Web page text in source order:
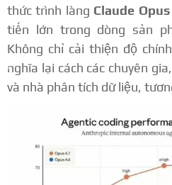
thức trình làng Claude
tiến lớn trong dòng sản
Không chỉ cải thiện độ
nghĩa lại cách các chuyên
và nhà phân tích dữ liệu,